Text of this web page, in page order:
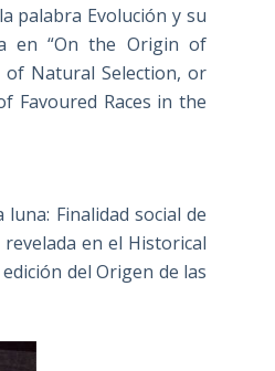
palabra Evolución y su
en “On the Origin of
of Natural Selection, or
Favoured Races in the
Finalidad social de
en el Historical
del Origen de las